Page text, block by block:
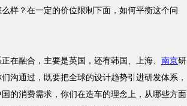
样？在一定的价位限制下面，如何平衡这个问
融合，主要是英国，还有韩国、上海、 南京研
沟通过，既要把全球的设计趋势引进研发体系，
国的消费需求，你们在造车的理念上，从哪些方面